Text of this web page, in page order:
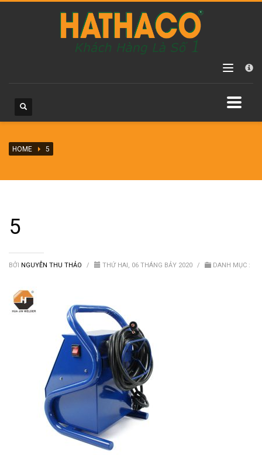
Các danh mục sản phẩm
Máy hàn ống PPR
Van nước HDPE, PVC
HOME 5
5
BỞI NGUYỄN THU THẢO / THỨ HAI, 06 THÁNG BẢY 2020 / DANH MỤC :